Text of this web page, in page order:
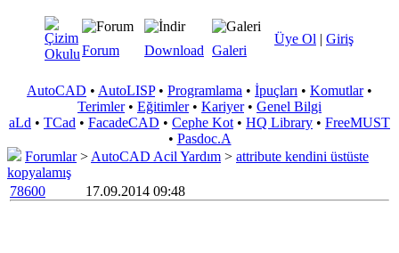
Üye Ol | Giriş
Forum Download Galeri
AutoCAD • AutoLISP• Programlama • İpuçları • Komutlar•
Terimler• Eğitimler• Kariyer• Genel Bilgi
aLd • TCad • FacadeCAD • Cephe Kot • HQ Library • FreeMUST
• Pasdoc.A
Forumlar> AutoCAD Acil Yardım > attribute kendini üstüste
kopyalamış
78600
17.09.2014 09:48